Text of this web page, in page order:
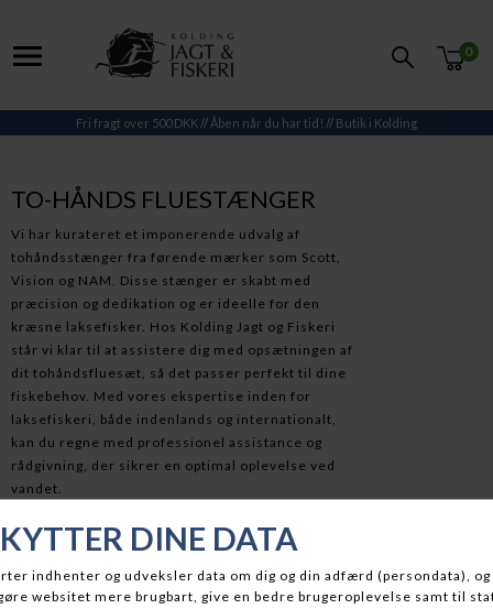
0
Fri fragt over 500 DKK// Åben når du har tid! // Butik i Kolding
TO-HÅNDS FLUESTÆNGER
Vi har kurateret et imponerende udvalg af
tohåndsstænger fra førende mærker som Scott,
Vision og NAM. Disse stænger er skabt med
præcision og dedikation og er ideelle for den
kræsne laksefisker. Hos Kolding Jagt og Fiskeri
står vi klar til at assistere dig med opsætningen af
dit tohåndsfluesæt, så det passer perfekt til dine
fiskebehov. Med vores ekspertise inden for
laksefiskeri, både indenlands og internationalt,
kan du regne med professionel assistance og
rådgivning, der sikrer en optimal oplevelse ved
vandet.